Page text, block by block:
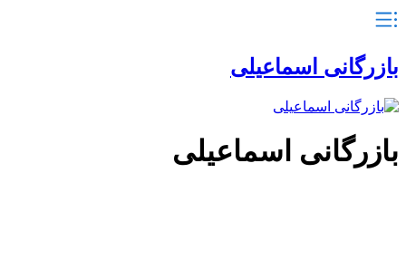
بازرگانی اسماعیلی
بازرگانی اسماعیلی